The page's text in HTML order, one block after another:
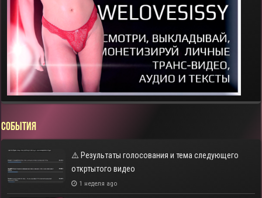
СОБЫТИЯ
⚠️ Результаты голосования и тема следующего
откртытого видео
1 неделя ago